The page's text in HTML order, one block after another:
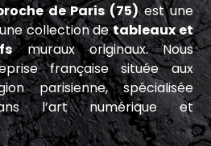
de Paris (75)est une
collection detableaux et
muraux originaux. Nous
française située aux
parisienne, spécialisée
l’art numérique et